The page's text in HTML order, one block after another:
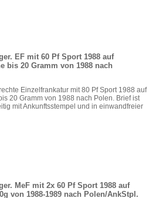
EF mit 60 Pf Sport 1988 auf
bis 20 Gramm von 1988 nach
Einzelfrankatur mit 80 Pf Sport 1988 auf
20 Gramm von 1988 nach Polen. Brief ist
mit Ankunftsstempel und in einwandfreier
MeF mit 2x 60 Pf Sport 1988 auf
von 1988-1989 nach Polen/AnkStpl.